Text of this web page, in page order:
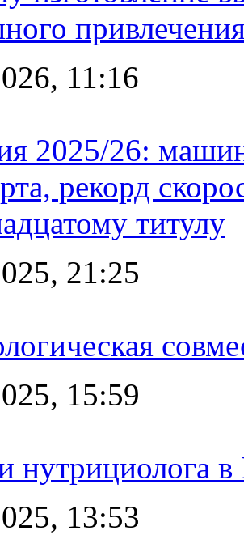
11:16
2025/26:
рекорд
титулу
21:25
15:59
нутрициолога
13:53